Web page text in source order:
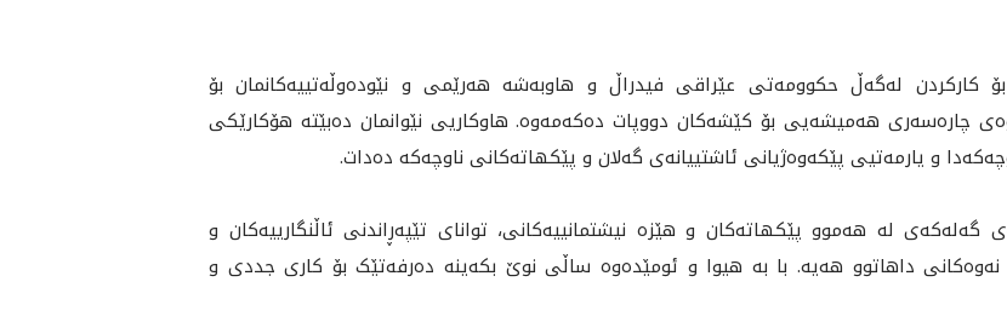
کارکردن لەگەڵ حکوومەتی عێراقی فیدراڵ و هاوبەشە هه‌رێمی و نێودەوڵەتییەکانمان بۆ
چارەسەری هەمیشەیی بۆ كێشه‌كان دووپات ده‌كه‌مه‌وه.‌‌ هاوكاريى نێوانمان ده‌بێته‌ هۆكارێكى
و يارمه‌تيى پێكه‌وه‌ژيانى ئاشتييانه‌ى گه‌لان و پێكهاته‌كانى ناوچه‌كه‌ ده‌دات.
له‌ هه‌موو پێكهاته‌كان و هێزه‌ نيشتمانييه‌كانى، توانای تێپەڕاندنی ئاڵنگارییەکان و
نەوەکانی داهاتوو هەیە. با به‌ هیوا و ئومێده‌وه‌ ساڵی نوێ بکەینە دەرفەتێک بۆ کاری جددی و